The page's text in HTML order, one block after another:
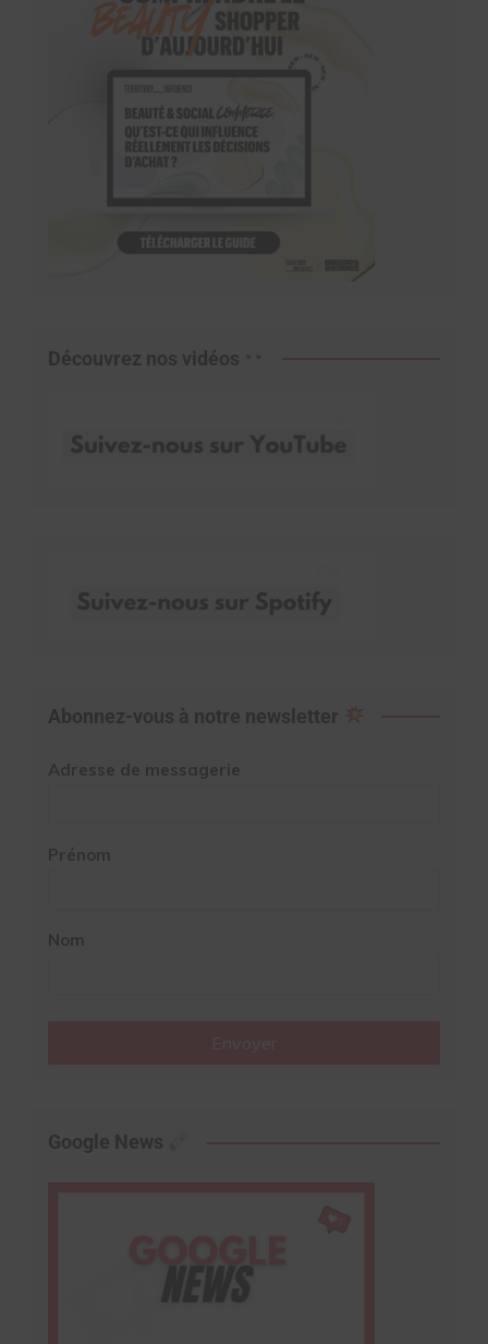
Découvrez nos vidéos
Abonnez-vous à notre newsletter
Adresse de messagerie
Prénom
Nom
Google News